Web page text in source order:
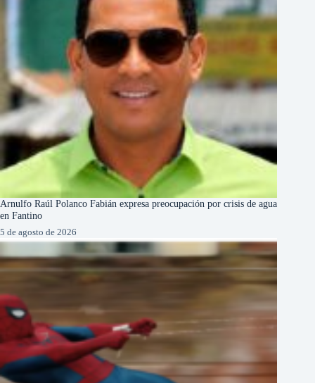
Arnulfo Raúl Polanco Fabián expresa preocupación por crisis de agua
en Fantino
5 de agosto de 2026